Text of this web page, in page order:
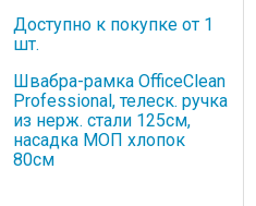
Доступно к покупке от 1
шт.
Швабра-рамка OfficeClean
Professional, телеск. ручка
из нерж. стали 125см,
насадка МОП хлопок
80см